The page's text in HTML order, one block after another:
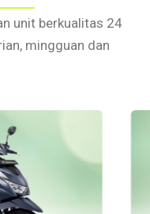
unit berkualitas 24
mingguan dan